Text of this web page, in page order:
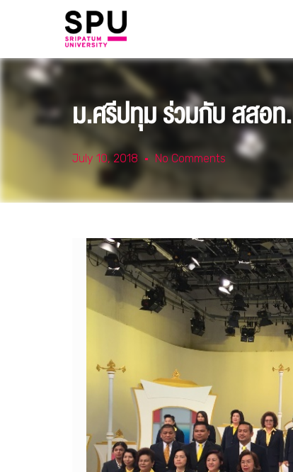
ม.ศรีปทุม ร่วมกับ สสอท
July 10, 2018 No Comments